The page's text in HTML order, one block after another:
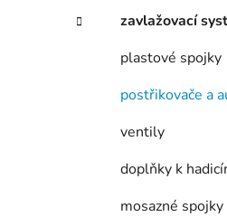
zavlažovací
plastové spojky
postřikovače a
ventily
doplňky k
mosazné spojky